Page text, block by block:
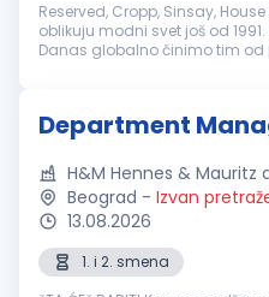
Reserved, Cropp, Sinsay,
oblikuju modni svet još od
Danas globalno činimo tim od
Department
H&M Hennes & Mauritz
Beograd - Izvan
13.08.2026
1. i 2. smena